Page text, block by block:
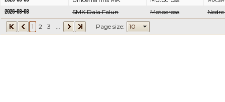
1 2 3 ... Page size:
2026-08-08
SMK Dala Falun Motocross